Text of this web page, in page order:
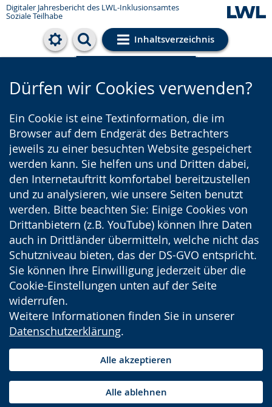
Digitaler Jahresbericht des LWL-Inklusionsamtes
Soziale Teilhabe
Inhaltsverzeichnis
Cookie-Einstellungen
Dürfen wir Cookies verwenden?
Ein Cookie ist eine Textinformation, die im
Browser auf dem Endgerät des Betrachters
jeweils zu einer besuchten Website gespeichert
werden kann. Sie helfen uns und Dritten dabei,
den Internetauftritt komfortabel bereitzustellen
und zu analysieren, wie unsere Seiten benutzt
werden. Bitte beachten Sie: Einige Cookies von
Drittanbietern (z.B. YouTube) können Ihre Daten
auch in Drittländer übermitteln, welche nicht das
Schutzniveau bieten, das der DS-GVO entspricht.
Sie können Ihre Einwilligung jederzeit über die
Cookie-Einstellungen unten auf der Seite
widerrufen.
Weitere Informationen finden Sie in unserer
Datenschutzerklärung.
Alle akzeptieren
Alle ablehnen